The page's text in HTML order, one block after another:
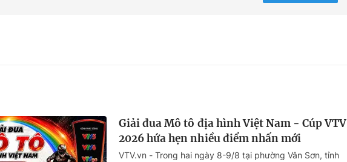
Giải đua Mô tô địa hình Việt Nam - Cúp VTV
2026 hứa hẹn nhiều điểm nhấn mới
VTV.vn - Trong hai ngày 8-9/8 tại phường Vân Sơn, tỉnh